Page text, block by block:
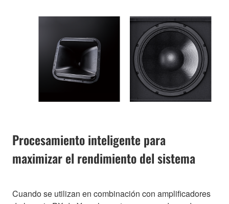
Procesamiento inteligente para
maximizar el rendimiento del sistema
Cuando se utilizan en combinación con amplificadores